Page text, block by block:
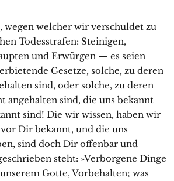
wegen welcher wir verschuldet zu
Todesstrafen: Steinigen,
und Erwürgen — es seien
Gesetze, solche, zu deren
sind, oder solche, zu deren
angehalten sind, die uns bekannt
sind! Die wir wissen, haben wir
Dir bekannt, und die uns
sind doch Dir offenbar und
steht: »Verborgene Dinge
Gotte, Vorbehalten; was